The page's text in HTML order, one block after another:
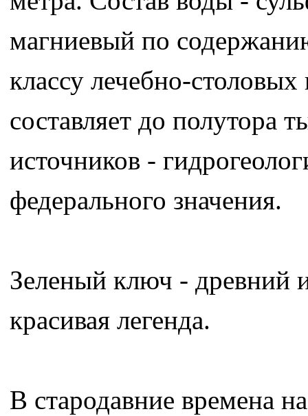
магниевый по
классу лечебно-
составляет до полутора
источников -
федерального значения.
Зеленый ключ - древний
красивая легенда.
В стародавние времена